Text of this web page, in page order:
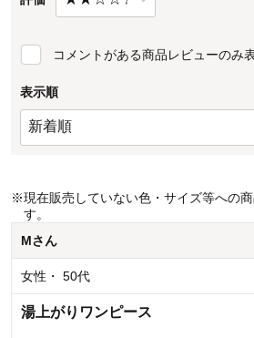
コメントがある商品レビューのみ
表示順
※現在販売していない色・サイズ等への
す。
Mさん
女性 ・ 50代
湯上がりワンピース